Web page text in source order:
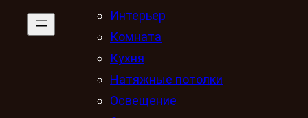
Интерьер
Комната
Кухня
Натяжные потолки
Освещение